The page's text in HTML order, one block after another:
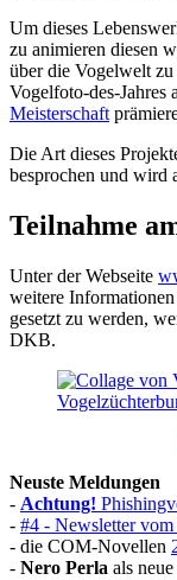
Um dieses
zu animieren diesen
über die Vogelwelt
Vogelfoto-des-Jahres
Meisterschaft
Die Art dieses
besprochen und wird
Teilnahme
Unter der Webseite
weitere
gesetzt zu werden,
DKB.
Neuste Meldungen
- Achtung!
- #4 - Newsletter
- die COM-Novellen
- Nero Perla als